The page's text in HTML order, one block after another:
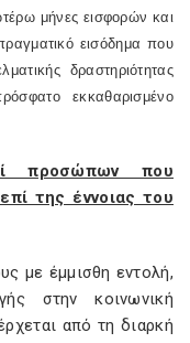
μήνες εισφορών και
εισόδημα που
δραστηριότητας
εκκαθαρισμένο
προσώπων που
της έννοιας του
με έμμισθη εντολή,
στην κοινωνική
από τη διαρκή